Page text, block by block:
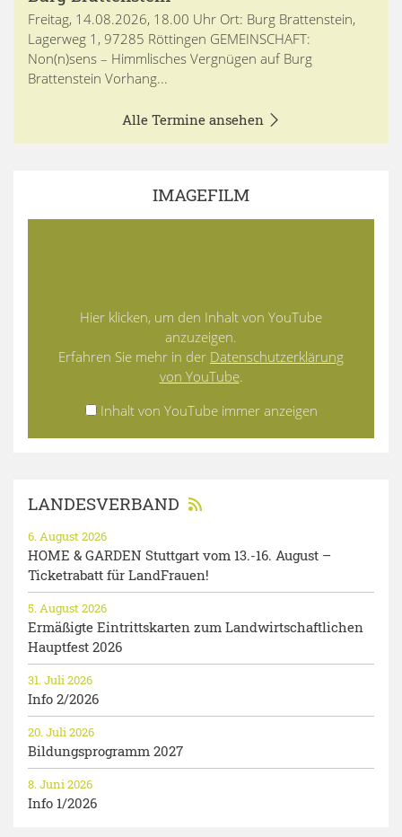
Freitag, 14.08.2026, 18.00 Uhr Ort: Burg Brattenstein,
Lagerweg 1, 97285 Röttingen GEMEINSCHAFT:
Non(n)sens – Himmlisches Vergnügen auf Burg
Brattenstein Vorhang...
Alle Termine ansehen
IMAGEFILM
Hier klicken, um den Inhalt von YouTube
anzuzeigen.
Erfahren Sie mehr in der Datenschutzerklärung
von YouTube.
Inhalt von YouTube immer anzeigen
LANDESVERBAND
HOME & GARDEN Stuttgart vom 13.-16. August –
Ticketrabatt für LandFrauen!
6. August 2026
Ermäßigte Eintrittskarten zum Landwirtschaftlichen
Hauptfest 2026
5. August 2026
Info 2/2026
31. Juli 2026
Bildungsprogramm 2027
20. Juli 2026
Info 1/2026
8. Juni 2026